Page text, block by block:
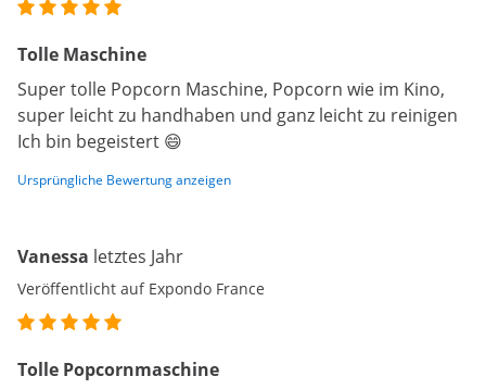
Tolle Maschine
Super tolle Popcorn Maschine, Popcorn wie im Kino,
super leicht zu handhaben und ganz leicht zu reinigen
Ich bin begeistert 😄
Ursprüngliche Bewertung anzeigen
Vanessa letztes Jahr
Veröffentlicht auf Expondo France
Tolle Popcornmaschine